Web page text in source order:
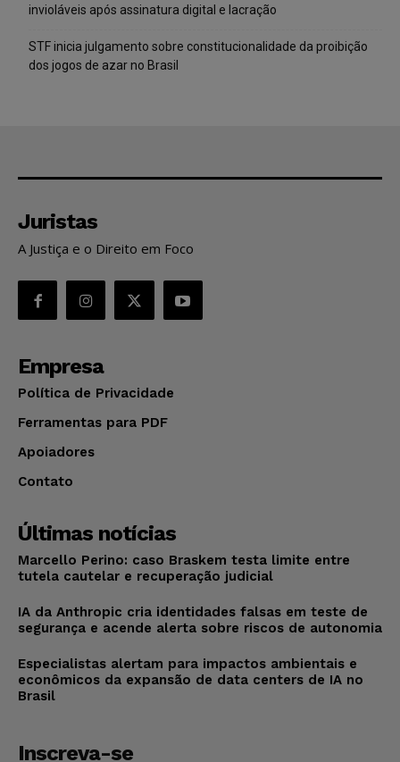
invioláveis após assinatura digital e lacração
STF inicia julgamento sobre constitucionalidade da proibição
dos jogos de azar no Brasil
Juristas
A Justiça e o Direito em Foco
Empresa
Política de Privacidade
Ferramentas para PDF
Apoiadores
Contato
Últimas notícias
Marcello Perino: caso Braskem testa limite entre
tutela cautelar e recuperação judicial
IA da Anthropic cria identidades falsas em teste de
segurança e acende alerta sobre riscos de autonomia
Especialistas alertam para impactos ambientais e
econômicos da expansão de data centers de IA no
Brasil
Inscreva-se